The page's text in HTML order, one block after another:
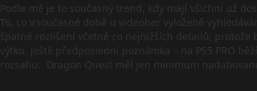
Podle mě je to současný trend, kdy mají všichni už
To, co v současné době u videoher vyloženě
špatné rozlišení včetně co nejnižších detailů, protože
výtku. Ještě předposlední poznámka – na PS5 PRO
rozsahu. Dragon Quest měl jen minimum